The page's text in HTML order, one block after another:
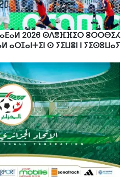
2026 ⵙⴷⴻⴼⴼⵉⵔ ⵓⵔⵔⴱⵉⵃ
ⴰⵔⵊⴰⵏⵜⵉⵏ ⵙ ⵢⵉⵡⴻⵏ ⵏ ⵢⵉⵙⵓⵡⴰⵢ